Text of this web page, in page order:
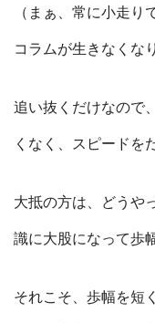
（まぁ、常に小走
コラムが生きなくな
追い抜くだけなので
くなく、スピードを
大抵の方は、どうや
識に大股になって歩
それこそ、歩幅を短